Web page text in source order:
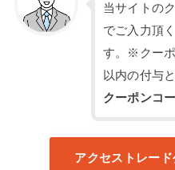
当サイトの
でご入力頂
す。※クー
以内の付与
クーポンコ
アクセストレー